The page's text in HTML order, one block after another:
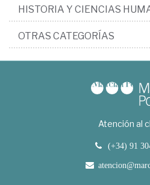
HISTORIA Y CIENCIAS
OTRAS CATEGORÍAS
Atención al
(+34) 91